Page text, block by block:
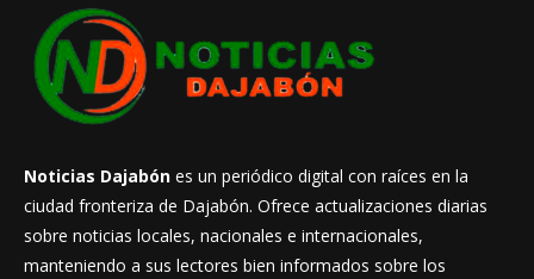
Noticias Dajabón es un periódico digital con raíces en la
ciudad fronteriza de Dajabón. Ofrece actualizaciones diarias
sobre noticias locales, nacionales e internacionales,
manteniendo a sus lectores bien informados sobre los